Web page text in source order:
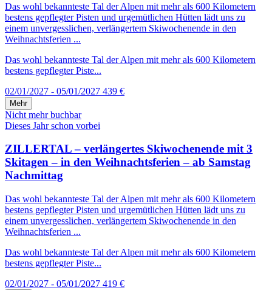
Das wohl bekannteste Tal der Alpen mit mehr als 600 Kilometern
bestens gepflegter Pisten und urgemütlichen Hütten lädt uns zu
einem unvergesslichen, verlängertem Skiwochenende in den
Weihnachtsferien ...
Das wohl bekannteste Tal der Alpen mit mehr als 600 Kilometern
bestens gepflegter Piste...
02/01/2027 - 05/01/2027 439 €
Mehr
Nicht mehr buchbar
Dieses Jahr schon vorbei
ZILLERTAL – verlängertes Skiwochenende mit 3
Skitagen – in den Weihnachtsferien – ab Samstag
Nachmittag
Das wohl bekannteste Tal der Alpen mit mehr als 600 Kilometern
bestens gepflegter Pisten und urgemütlichen Hütten lädt uns zu
einem unvergesslichen, verlängertem Skiwochenende in den
Weihnachtsferien ...
Das wohl bekannteste Tal der Alpen mit mehr als 600 Kilometern
bestens gepflegter Piste...
02/01/2027 - 05/01/2027 419 €